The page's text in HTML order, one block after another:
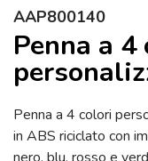
Home »
Penne
4 colori
AAP800140
Penna a
Penna a 4 colori
in ABS riciclato con
nero, blu, rosso e